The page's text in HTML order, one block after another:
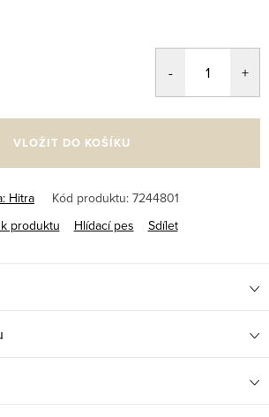
VLOŽIT DO KOŠÍKU
Hitra Kód produktu: 7244801
produktu
Hlídací pes Sdílet